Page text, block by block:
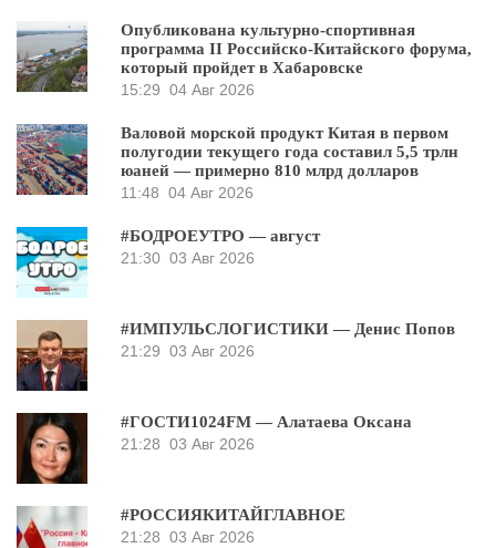
Опубликована культурно-спортивная
программа II Российско-Китайского форума,
который пройдет в Хабаровске
15:29 04 Авг 2026
Валовой морской продукт Китая в первом
полугодии текущего года составил 5,5 трлн
юаней — примерно 810 млрд долларов
11:48 04 Авг 2026
#БОДРОЕУТРО — август
21:30 03 Авг 2026
#ИМПУЛЬСЛОГИСТИКИ — Денис Попов
21:29 03 Авг 2026
#ГОСТИ1024FM — Алатаева Оксана
21:28 03 Авг 2026
#РОССИЯКИТАЙГЛАВНОЕ
21:28 03 Авг 2026